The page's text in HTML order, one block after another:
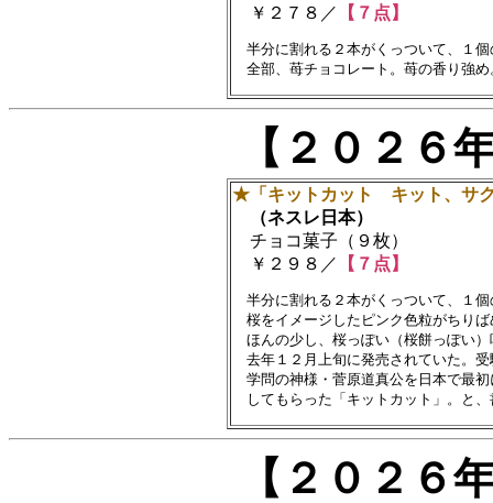
￥２７８／ 【７点】
半分に割れる２本がくっついて、１
【２０２
★「キットカット キット、サ
（ネスレ日本）
チョコ菓子（９枚）
￥２９８／ 【７点】
半分に割れる２本がくっついて、１
桜をイメージしたピンク色粒がちり
ほんの少し、桜っぽい（桜餅っぽい
去年１２月上旬に発売されていた。
学問の神様・菅原道真公を日本で最
【２０２